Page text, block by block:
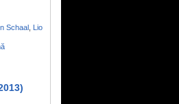
Schaal Lio